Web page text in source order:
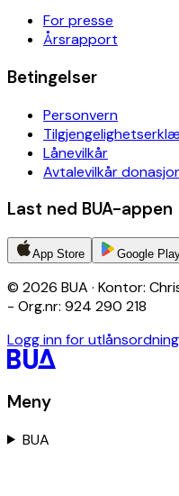
For presse
Årsrapport
Betingelser
Personvern
Lånevilkår
Avtalevilkår
Last ned BUA-appen
App Store Google
© 2026 BUA · Kontor:
- Org.nr: 924 290 218
Logg inn for
Meny
BUA